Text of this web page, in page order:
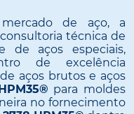
de aço, a
técnica de
de aços especiais,
de excelência
aços brutos e aços
para moldes
no fornecimento